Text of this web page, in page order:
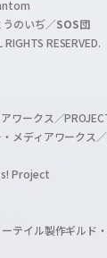
lのいぢ／SOS団
RESERVED.
ワークス／
メディアワークス／
Project
テイル製作ギルド